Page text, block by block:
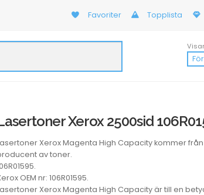
Favoriter Topplista
Xerox 2500sid
Xerox Magenta High Capacity kommer
av toner.
OEM nr: 106R01595.
Xerox Magenta High Capacity är till en